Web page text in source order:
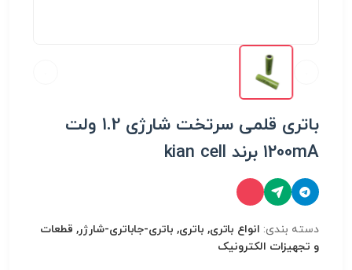
باتری قلمی سرتخت شارژی 1.2 ولت
1200mA برند kian cell
دسته بندی: انواع باتری, باتری, باتری-جاباتری-شارژر, قطعات
و تجهیزات الکترونیک